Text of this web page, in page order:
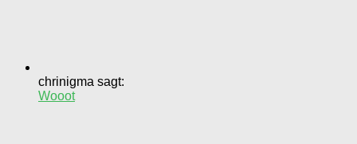
chrinigma sagt:
Wooot